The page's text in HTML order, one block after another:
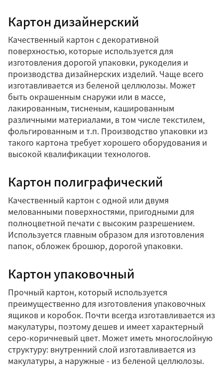
Картон дизайнерский
Качественный картон с декоративной
поверхностью, которые используется для
изготовления дорогой упаковки, рукоделия и
производства дизайнерских изделий. Чаще всего
изготавливается из беленой целлюлозы. Может
быть окрашенным снаружи или в массе,
лакированным, тисненым, кашированным
различными материалами, в том числе текстилем,
фольгированным и т.п. Производство упаковки из
такого картона требует хорошего оборудования и
высокой квалификации технологов.
Картон полиграфический
Качественный картон с одной или двумя
мелованными поверхностями, пригодными для
полноцветной печати с высоким разрешением.
Используется главным образом для изготовления
папок, обложек брошюр, дорогой упаковки.
Картон упаковочный
Прочный картон, который используется
преимущественно для изготовления упаковочных
ящиков и коробок. Почти всегда изготавливается из
макулатуры, поэтому дешев и имеет характерный
серо-коричневый цвет. Может иметь многослойную
структуру: внутренний слой изготавливается из
макулатуры, а наружные - из беленой целлюлозы.